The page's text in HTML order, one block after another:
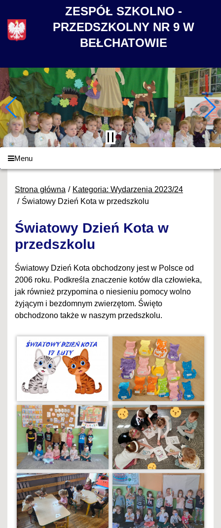
ZESPÓŁ SZKOLNO -
PRZEDSZKOLNY NR 9 W
BEŁCHATOWIE
Menu
Strona główna
Kategoria: Wydarzenia 2023/24
Światowy Dzień Kota w przedszkolu
Światowy Dzień Kota w
przedszkolu
Światowy Dzień Kota obchodzony jest w Polsce od
2006 roku. Podkreśla znaczenie kotów dla człowieka,
jak również przypomina o niesieniu pomocy wolno
żyjącym i bezdomnym zwierzętom. Święto
obchodzono także w naszym przedszkolu.